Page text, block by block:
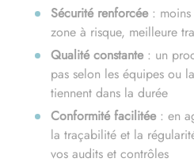
Sécurité renforcée: moins
zone à risque, meilleure
Qualité constante: un
pas selon les équipes ou
tiennent dans la durée
Conformité facilitée: en
la traçabilité et la
vos audits et contrôles